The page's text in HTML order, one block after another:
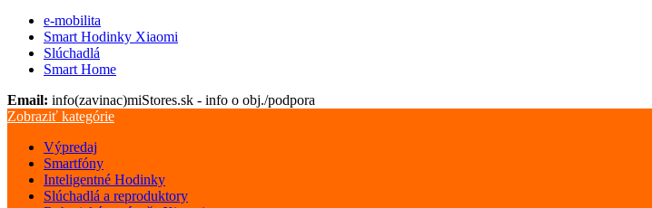
e-mobilita
Smart Hodinky Xiaomi
Slúchadlá
Smart Home
Email: info(zavinac)miStores.sk - info o obj./podpora
Zobraziť kategórie
Výpredaj
Smartfóny
Inteligentné Hodinky
Slúchadlá a reproduktory